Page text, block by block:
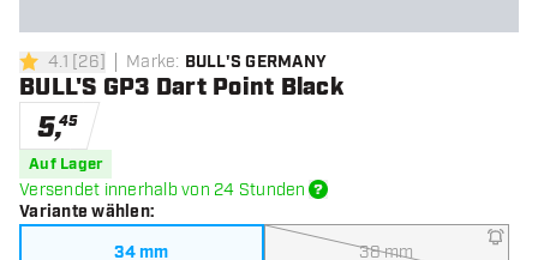
4.1 Bewertungssterne
4.1 [26] Marke: BULL'S GERMANY
BULL'S GP3 Dart Point Black
5,45
Auf Lager
Versendet innerhalb von 24 Stunden
Variante wählen:
34 mm
38 mm